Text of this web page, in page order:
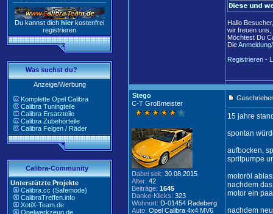
Du kannst dich hier kostenfrei
registrieren
Was suchst du?
Anzeige/Werbung
Komplette Opel Calibra
Calibra Tuningteile
Calibra Ersatzteile
Calibra Zubehörteile
Calibra Felgen / Räder
Calibra-Community
Unterstützte Projekte
Calibra.cc (Safemode)
CalibraTreffen.info
XotiX-Team.de
Opelwerkzeug.de
Hallo Besucher,
wir freuen
Möchtest Du
Die
Registrieren -
Stego
C-T Großmeister
Dabei seit: 30.08.2015
Alter: 42
Beiträge: 1645
Danke-Klicks: 323
Wohnort: D-01454 Radeberg
Auto: Opel Calibra 4x4 MV6
15 jahre
spontan
aufbocken,
spritpumpe
motoröl
nachdem
motor ein
nachdem